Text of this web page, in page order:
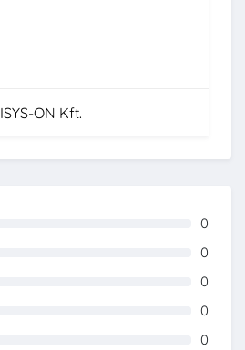
ISYS-ON Kft.
0
0
0
0
0